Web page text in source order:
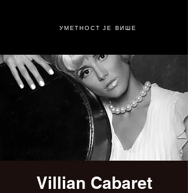
УМЕТНОСТ ЈЕ ВИШЕ
Villian Cabaret